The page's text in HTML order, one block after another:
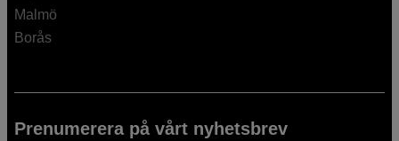
Malmö
Borås
Prenumerera på vårt nyhetsbrev